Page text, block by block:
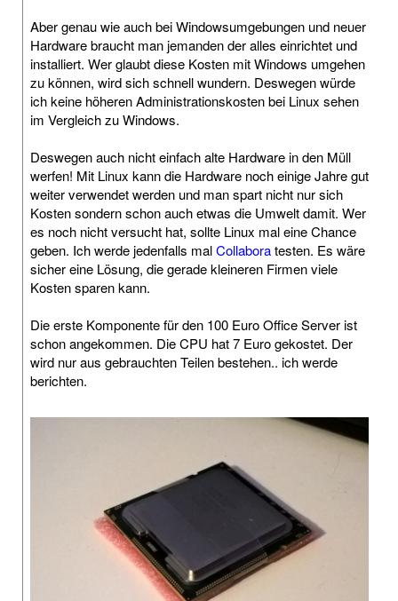
Aber genau wie auch bei Windowsumgebungen und neuer
Hardware braucht man jemanden der alles einrichtet und
installiert. Wer glaubt diese Kosten mit Windows umgehen
zu können, wird sich schnell wundern. Deswegen würde
ich keine höheren Administrationskosten bei Linux sehen
im Vergleich zu Windows.
Deswegen auch nicht einfach alte Hardware in den Müll
werfen! Mit Linux kann die Hardware noch einige Jahre gut
weiter verwendet werden und man spart nicht nur sich
Kosten sondern schon auch etwas die Umwelt damit. Wer
es noch nicht versucht hat, sollte Linux mal eine Chance
geben. Ich werde jedenfalls malCollaboratesten. Es wäre
sicher eine Lösung, die gerade kleineren Firmen viele
Kosten sparen kann.
Die erste Komponente für den 100 Euro Office Server ist
schon angekommen. Die CPU hat 7 Euro gekostet. Der
wird nur aus gebrauchten Teilen bestehen.. ich werde
berichten.